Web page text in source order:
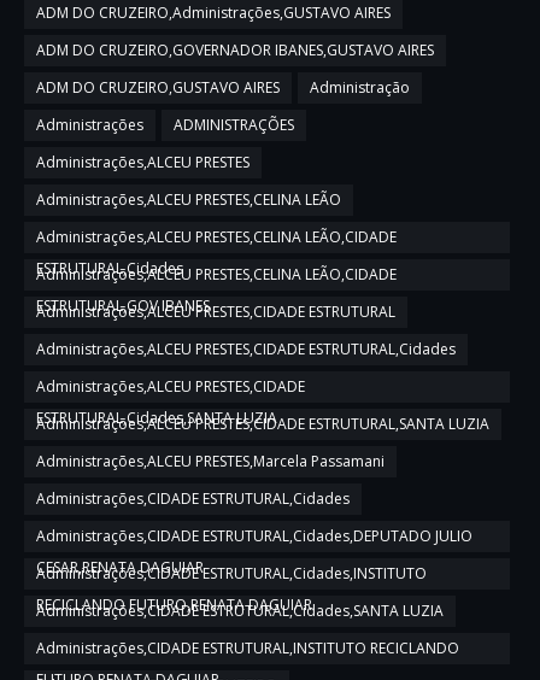
ADM DO CRUZEIRO,Administrações,GUSTAVO AIRES
ADM DO CRUZEIRO,GOVERNADOR IBANES,GUSTAVO AIRES
ADM DO CRUZEIRO,GUSTAVO AIRES
Administração
Administrações
ADMINISTRAÇÕES
Administrações,ALCEU PRESTES
Administrações,ALCEU PRESTES,CELINA LEÃO
Administrações,ALCEU PRESTES,CELINA LEÃO,CIDADE
ESTRUTURAL,Cidades
Administrações,ALCEU PRESTES,CELINA LEÃO,CIDADE
ESTRUTURAL,GOV IBANES
Administrações,ALCEU PRESTES,CIDADE ESTRUTURAL
Administrações,ALCEU PRESTES,CIDADE ESTRUTURAL,Cidades
Administrações,ALCEU PRESTES,CIDADE
ESTRUTURAL,Cidades,SANTA LUZIA
Administrações,ALCEU PRESTES,CIDADE ESTRUTURAL,SANTA LUZIA
Administrações,ALCEU PRESTES,Marcela Passamani
Administrações,CIDADE ESTRUTURAL,Cidades
Administrações,CIDADE ESTRUTURAL,Cidades,DEPUTADO JULIO
CESAR,RENATA DAGUIAR
Administrações,CIDADE ESTRUTURAL,Cidades,INSTITUTO
RECICLANDO FUTURO,RENATA DAGUIAR
Administrações,CIDADE ESTRUTURAL,Cidades,SANTA LUZIA
Administrações,CIDADE ESTRUTURAL,INSTITUTO RECICLANDO